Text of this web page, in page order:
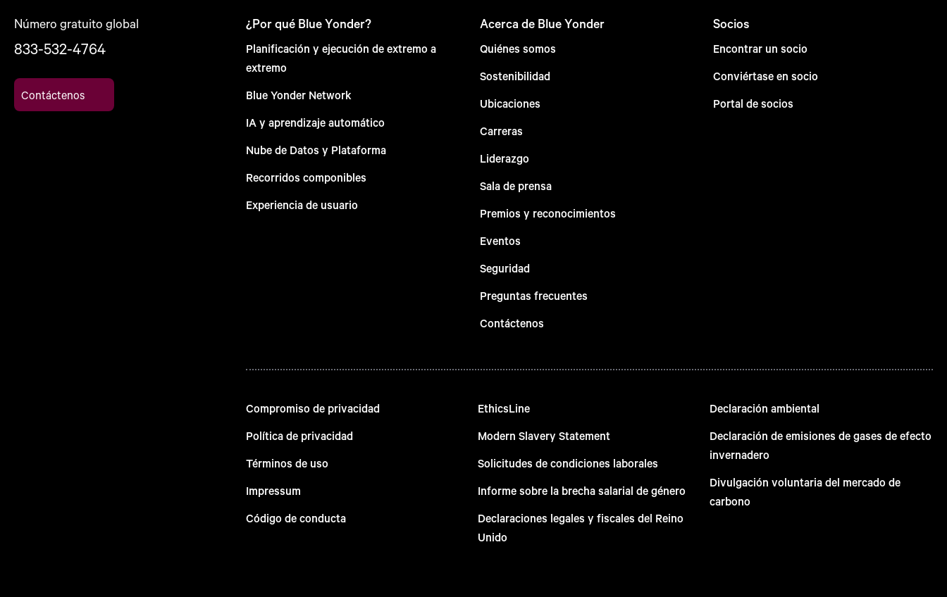
Número gratuito global
833-532-4764
Contáctenos
¿Por qué Blue Yonder?
Planificación y ejecución de extremo a
extremo
Blue Yonder Network
IA y aprendizaje automático
Nube de Datos y Plataforma
Recorridos componibles
Experiencia de usuario
Acerca de Blue Yonder
Quiénes somos
Sostenibilidad
Ubicaciones
Carreras
Liderazgo
Sala de prensa
Premios y reconocimientos
Eventos
Seguridad
Preguntas frecuentes
Contáctenos
Socios
Encontrar un socio
Conviértase en socio
Portal de socios
Compromiso de privacidad
Política de privacidad
Términos de uso
Impressum
Código de conducta
EthicsLine
Modern Slavery Statement
Solicitudes de condiciones laborales
Informe sobre la brecha salarial de género
Declaraciones legales y fiscales del Reino
Unido
Declaración ambiental
Declaración de emisiones de gases de efecto
invernadero
Divulgación voluntaria del mercado de
carbono